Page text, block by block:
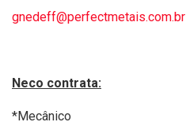
gnedeff@perfectmetais.com.br
Neco contrata:
*Mecânico